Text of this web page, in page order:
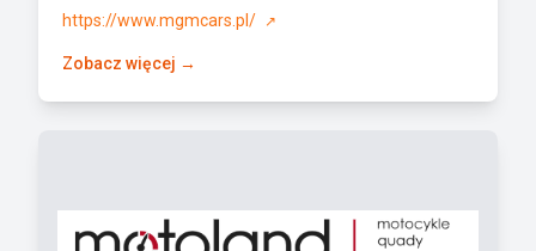
https://www.mgmcars.pl/
↗
Zobacz więcej →